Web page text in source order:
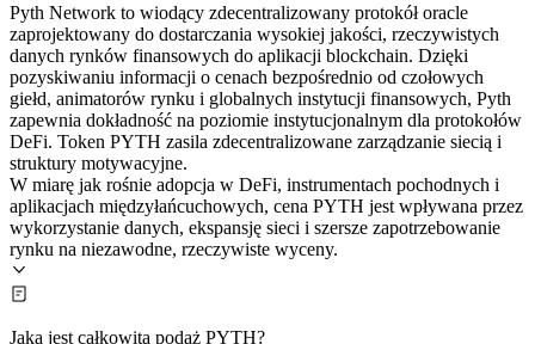
Pyth Network to wiodący zdecentralizowany protokół oracle
zaprojektowany do dostarczania wysokiej jakości, rzeczywistych
danych rynków finansowych do aplikacji blockchain. Dzięki
pozyskiwaniu informacji o cenach bezpośrednio od czołowych
giełd, animatorów rynku i globalnych instytucji finansowych, Pyth
zapewnia dokładność na poziomie instytucjonalnym dla protokołów
DeFi. Token PYTH zasila zdecentralizowane zarządzanie siecią i
struktury motywacyjne.
W miarę jak rośnie adopcja w DeFi, instrumentach pochodnych i
aplikacjach międzyłańcuchowych, cena PYTH jest wpływana przez
wykorzystanie danych, ekspansję sieci i szersze zapotrzebowanie
rynku na niezawodne, rzeczywiste wyceny.
Jaka jest całkowita podaż PYTH?